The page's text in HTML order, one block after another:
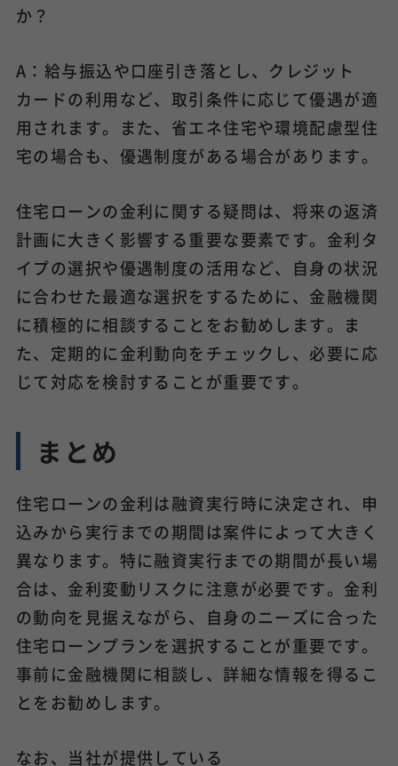
か？
A：給与振込や口座引き落とし、クレジット
カードの利用など、取引条件に応じて優遇が適
用されます。また、省エネ住宅や環境配慮型住
宅の場合も、優遇制度がある場合があります。
住宅ローンの金利に関する疑問は、将来の返済
計画に大きく影響する重要な要素です。金利タ
イプの選択や優遇制度の活用など、自身の状況
に合わせた最適な選択をするために、金融機関
に積極的に相談することをお勧めします。ま
た、定期的に金利動向をチェックし、必要に応
じて対応を検討することが重要です。
まとめ
住宅ローンの金利は融資実行時に決定され、申
込みから実行までの期間は案件によって大きく
異なります。特に融資実行までの期間が長い場
合は、金利変動リスクに注意が必要です。金利
の動向を見据えながら、自身のニーズに合った
住宅ローンプランを選択することが重要です。
事前に金融機関に相談し、詳細な情報を得るこ
とをお勧めします。
なお、当社が提供している